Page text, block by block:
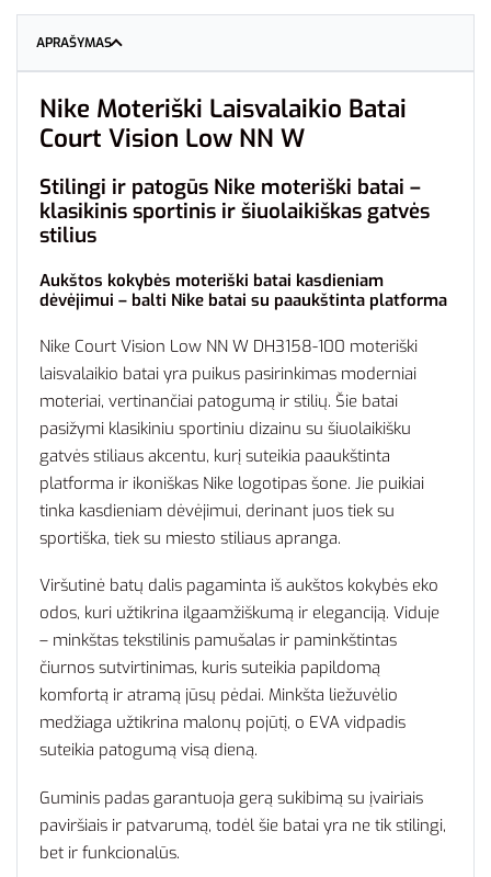
APRAŠYMAS
Nike Moteriški Laisvalaikio Batai
Court Vision Low NN W
Stilingi ir patogūs Nike moteriški batai –
klasikinis sportinis ir šiuolaikiškas gatvės
stilius
Aukštos kokybės moteriški batai kasdieniam
dėvėjimui – balti Nike batai su paaukštinta platforma
Nike Court Vision Low NN W DH3158-100 moteriški
laisvalaikio batai yra puikus pasirinkimas moderniai
moteriai, vertinančiai patogumą ir stilių. Šie batai
pasižymi klasikiniu sportiniu dizainu su šiuolaikišku
gatvės stiliaus akcentu, kurį suteikia paaukštinta
platforma ir ikoniškas Nike logotipas šone. Jie puikiai
tinka kasdieniam dėvėjimui, derinant juos tiek su
sportiška, tiek su miesto stiliaus apranga.
Viršutinė batų dalis pagaminta iš aukštos kokybės eko
odos, kuri užtikrina ilgaamžiškumą ir eleganciją. Viduje
– minkštas tekstilinis pamušalas ir paminkštintas
čiurnos sutvirtinimas, kuris suteikia papildomą
komfortą ir atramą jūsų pėdai. Minkšta liežuvėlio
medžiaga užtikrina malonų pojūtį, o EVA vidpadis
suteikia patogumą visą dieną.
Guminis padas garantuoja gerą sukibimą su įvairiais
paviršiais ir patvarumą, todėl šie batai yra ne tik stilingi,
bet ir funkcionalūs.